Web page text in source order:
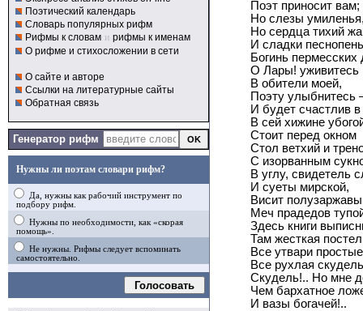
Поэтический календарь
Словарь популярных рифм
Рифмы к словам и рифмы к именам
О рифме и стихосложении в сети
О сайте и авторе
Ссылки на литературные сайты
Обратная связь
Генератор рифм
Нужны ли поэтам словари рифм?
Да, нужны как рабочий инструмент по
подбору рифм.
Нужны по необходимости, как «скорая
помощь».
Не нужны. Рифмы следует вспоминать
самостоятельно.
Голосовать
Поэт приносит вам;
Но слезы
Но сердца тихий
И сладки
Богинь пермесских
О Лары! уживитесь
В обители моей,
Поэту улыбнитесь
И будет счастлив в
В сей хижине
Стоит перед окном
Стол ветхий и
С изорванным
В углу, свидетель
И суеты мирской,
Висит
Меч прадедов
Здесь книги
Там жесткая
Все утвари
Все рухлая
Скудель!.. Но мне
Чем бархатное
И вазы богачей!..